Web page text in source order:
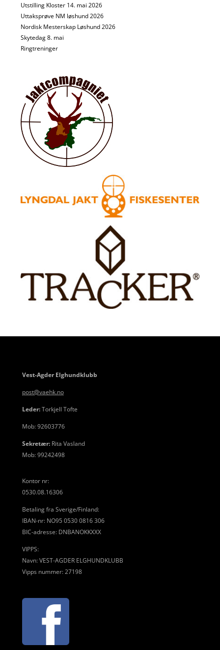
Utstilling Kloster 14. mai 2026
Uttaksprøve NM løshund 2026
Nordisk Mesterskap Løshund 2026
Skytedag 8. mai
Ringtreninger
Vest-Agder Elghundklubb
post@vaehk.no
Leder:Torkjell Tofte
Mob: 92603776
Sekretær:Rita Vasland
Mob: 99242498
Kontor nr:
0530.08.16306
Betaling fra Sverige/Finland:
IBAN-nr: NO95 0530 0816 306
BIC-adresse: DNBANOKKXXX
VIPPS:
Navn: VEST-AGDER ELGHUNDKLUBB
Vipps nummer: 27198